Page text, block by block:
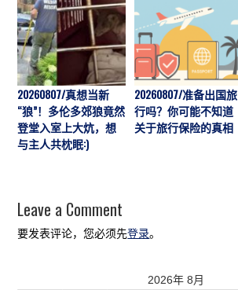
20260807/真想当新
“狼”！多伦多郊狼竟然
登堂入室上大炕，想
与主人共枕眠:)
20260807/准备出国旅
行吗？你可能不知道
关于旅行保险的真相
Leave a Comment
要发表评论，您必须先登录。
2026年 8月